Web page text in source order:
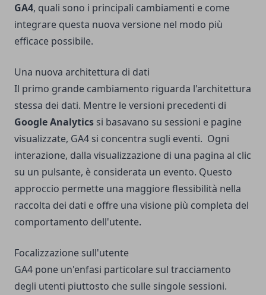
GA4, quali sono i principali cambiamenti e come
integrare questa nuova versione nel modo più
efficace possibile.
Una nuova architettura di dati
Il primo grande cambiamento riguarda l'architettura
stessa dei dati. Mentre le versioni precedenti di
Google Analytics si basavano su sessioni e pagine
visualizzate, GA4 si concentra sugli eventi. Ogni
interazione, dalla visualizzazione di una pagina al clic
su un pulsante, è considerata un evento. Questo
approccio permette una maggiore flessibilità nella
raccolta dei dati e offre una visione più completa del
comportamento dell'utente.
Focalizzazione sull'utente
GA4 pone un'enfasi particolare sul tracciamento
degli utenti piuttosto che sulle singole sessioni.